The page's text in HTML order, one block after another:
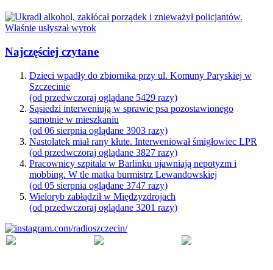
Najczęściej czytane
Dzieci wpadły do zbiornika przy ul. Komuny Paryskiej w
Szczecinie
(od przedwczoraj oglądane 5429 razy)
Sąsiedzi interweniują w sprawie psa pozostawionego
samotnie w mieszkaniu
(od 06 sierpnia oglądane 3903 razy)
Nastolatek miał rany kłute. Interweniował śmigłowiec LPR
(od przedwczoraj oglądane 3827 razy)
Pracownicy szpitala w Barlinku ujawniają nepotyzm i
mobbing. W tle matka burmistrz Lewandowskiej
(od 05 sierpnia oglądane 3747 razy)
Wieloryb zabłądził w Międzyzdrojach
(od przedwczoraj oglądane 3201 razy)